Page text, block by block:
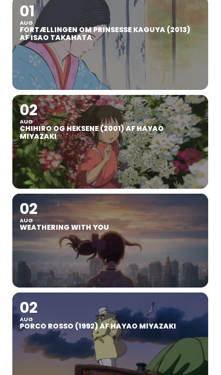
01
AUG
FORTÆLLINGEN OM PRINSESSE KAGUYA (2013)
AF ISAO TAKAHATA
02
AUG
CHIHIRO OG HEKSENE (2001) AF HAYAO
MIYAZAKI
02
AUG
WEATHERING WITH YOU
02
AUG
PORCO ROSSO (1992) AF HAYAO MIYAZAKI